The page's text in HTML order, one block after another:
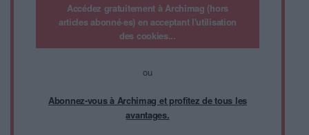
Accédez gratuitement à Archimag (hors
articles abonné·es) en acceptant l'utilisation
des cookies...
ou
Abonnez-vous à Archimag et profitez de tous les
avantages.